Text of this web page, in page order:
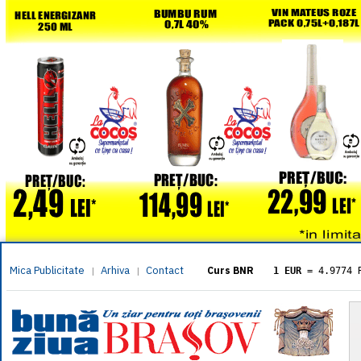
Mica Publicitate | Arhiva | Contact Curs BNR 1 EUR = 4.9774
= 5.8304
1 XAU= 464.4611
1 AED= 1.1933
1 AUD= 2.7957
1 BGN= 2.5449